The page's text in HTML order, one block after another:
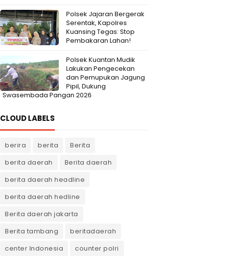
Polsek Jajaran Bergerak
Serentak, Kapolres
Kuansing Tegas: Stop
Pembakaran Lahan!
Polsek Kuantan Mudik
Lakukan Pengecekan
dan Pemupukan Jagung
Pipil, Dukung
Swasembada Pangan 2026
CLOUD LABELS
berira berita
Berita
berita daerah
Berita daerah
berita daerah headline
berita daerah hedline
Berita daerah jakarta
Berita tambang
beritadaerah
center Indonesia
counter polri